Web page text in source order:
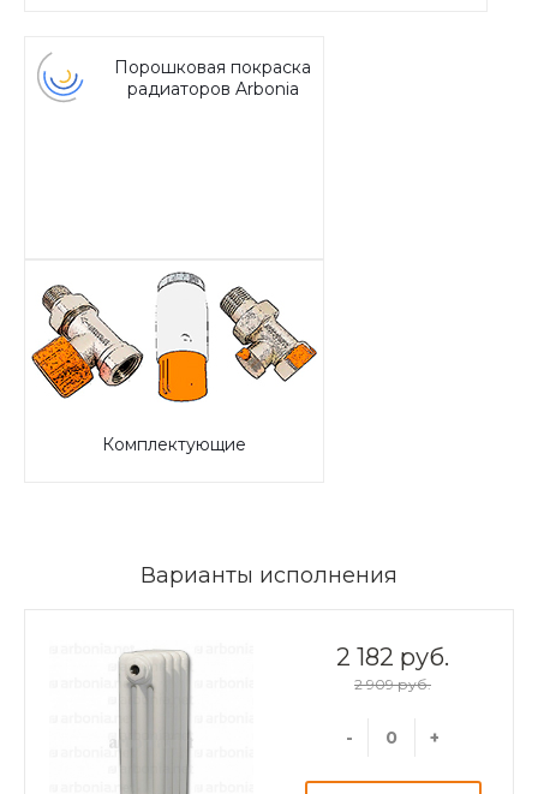
Порошковая покраска
радиаторов Arbonia
Комплектующие
Варианты исполнения
2 182 руб.
2 909 руб.
- +